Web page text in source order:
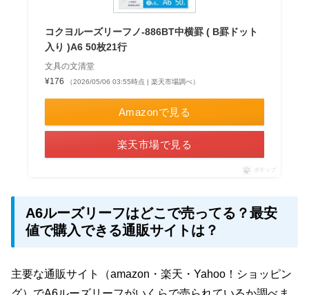
コクヨルーズリーフノ-886BT中横罫 ( B罫ドット
入り )A6 50枚21行
文具の文清堂
¥176
（2026/05/06 03:55時点 | 楽天市場調べ）
Amazonで見る
楽天市場で見る
ポチップ
A6ルーズリーフはどこで売ってる？最安
値で購入できる通販サイトは？
主要な通販サイト（amazon・楽天・Yahoo！ショッピン